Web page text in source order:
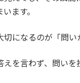
ます。
切になるのが「問い
えを言わず、問いを